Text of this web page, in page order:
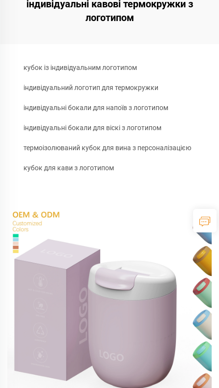
індивідуальні кавові термокружки з
логотипом
кубок із індивідуальним логотипом
індивідуальний логотип для термокружки
індивідуальні бокали для напоїв з логотипом
індивідуальні бокали для віскі з логотипом
термоізолюваний кубок для вина з персоналізацією
кубок для кави з логотипом